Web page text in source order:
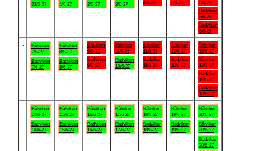
31/5-27
1/6-27
2/6-27
3/6-27
4/6-27
5/6-27
6/6-27
Badviken
6/6-27
Badviken
6/6-27
Båtviken
7/6-27
Badviken
7/6-27
Båtviken
8/6-27
Badviken
8/6-27
Båtviken
9/6-27
Badviken
9/6-27
Båtviken
10/6-27
Badviken
10/6-27
Båtviken
11/6-27
Badviken
11/6-27
Båtviken
12/6-27
Badviken
12/6-27
Båtviken
13/6-27
Båtviken
13/6-27
Badviken
13/6-27
Badviken
13/6-27
Båtviken
14/6-27
Badviken
14/6-27
Båtviken
15/6-27
Badviken
15/6-27
Båtviken
16/6-27
Badviken
16/6-27
Båtviken
17/6-27
Badviken
17/6-27
Båtviken
18/6-27
Badviken
18/6-27
Båtviken
19/6-27
Badviken
19/6-27
Båtviken
20/6-27
Båtviken
20/6-27
Badviken
20/6-27